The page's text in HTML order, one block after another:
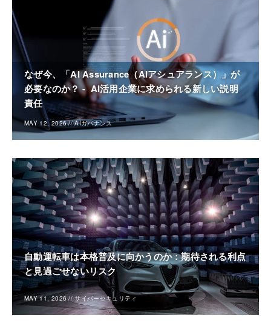
なぜ今、「AI Assurance（AIアシュアランス）」が
必要なのか？ - AI活用企業に求められる新しい説明
責任
MAY 12, 2026 //AIガバナンス
自動運転車は本格普及に向かうのか：期待される利点
と見過ごせないリスク
MAY 11, 2026 //サイバーセキュリティ